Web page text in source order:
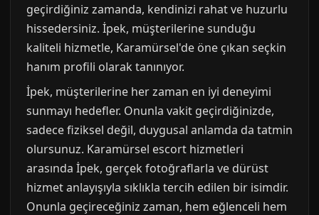
geçirdiğiniz zamanda, kendinizi rahat ve huzurlu
hissedersiniz. İpek, müşterilerine sunduğu
kaliteli hizmetle, Karamürsel'de öne çıkan seçkin
hanım profili olarak tanınıyor.
İpek, müşterilerine her zaman en iyi deneyimi
sunmayı hedefler. Onunla vakit geçirdiğinizde,
sadece fiziksel değil, duygusal anlamda da tatmin
olursunuz. Karamürsel escort hizmetleri
arasında İpek, gerçek fotoğraflarla ve dürüst
hizmet anlayışıyla sıklıkla tercih edilen bir isimdir.
Onunla geçireceğiniz zaman, hem eğlenceli hem